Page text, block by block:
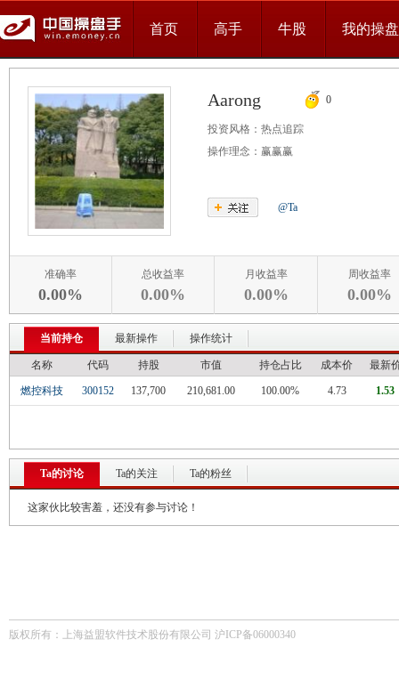
首页 高手 牛股 我的操
Aarong 0
投资风格： 热点追踪
操作理念： 赢赢赢
@Ta
准确率
0.00%
总收益率
0.00%
月收益率
0.00%
周收益率
0.00%
当前持仓 最新操作 操作统计
名称 代码 持股 市值 持仓占比 成本价 最新
燃控科技 300152 137,700 210,681.00 100.00% 4.73 1.53
Ta的讨论 Ta的关注 Ta的粉丝
这家伙比较害羞，还没有参与讨论！
版权所有：上海益盟软件技术股份有限公司 沪ICP备06000340